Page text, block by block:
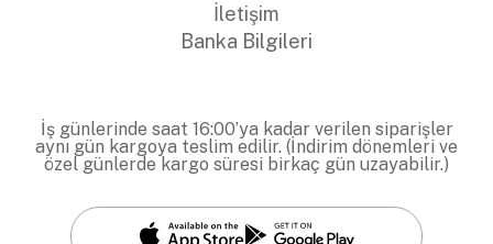
İletişim
Banka Bilgileri
İş günlerinde saat 16:00’ya kadar verilen siparişler
aynı gün kargoya teslim edilir. (İndirim dönemleri ve
özel günlerde kargo süresi birkaç gün uzayabilir.)